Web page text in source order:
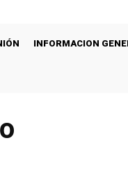
INFORMACION